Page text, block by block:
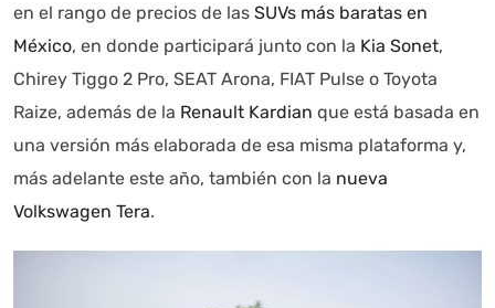
en el rango de precios de las SUVs más baratas en
México, en donde participará junto con la Kia Sonet,
Chirey Tiggo 2 Pro, SEAT Arona, FIAT Pulse o Toyota
Raize, además de la Renault Kardian que está basada en
una versión más elaborada de esa misma plataforma y,
más adelante este año, también con la nueva
Volkswagen Tera.
Autoanalítica IA